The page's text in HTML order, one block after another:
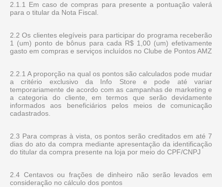
2.1.1 Em caso de compras para presente a pontuação valerá
para o titular da Nota Fiscal.
2.2 Os clientes elegíveis para participar do programa receberão
1 (um) ponto de bônus para cada R$ 1,00 (um) efetivamente
gasto em compras e serviços incluídos no Clube de Pontos AMZ
2.2.1 A proporção na qual os pontos são calculados pode mudar
a critério exclusivo da Info Store e pode até variar
temporariamente de acordo com as campanhas de marketing e
a categoria do cliente, em termos que serão devidamente
informados aos beneficiários pelos meios de comunicação
cadastrados.
2.3 Para compras à vista, os pontos serão creditados em até 7
dias do ato da compra mediante apresentação da identificação
do titular da compra presente na loja por meio do CPF/CNPJ
2.4 Centavos ou frações de dinheiro não serão levados em
consideração no cálculo dos pontos